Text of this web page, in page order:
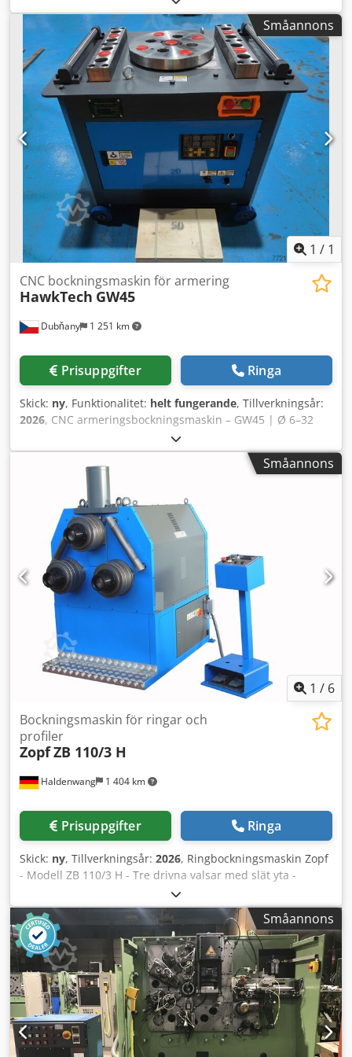
LxBxH: 2,7 x 1,15 x 1,3 m Maskinen levereras utan fotpedal
men är förberedd för denna Codpfxswq I U Re Ad Ijrf
Föregående ägare har konverterat överprismens justering
till 60 mm, högre inställning kan endast nås vid
återställning Fotmanövrering saknas för automatiskt
driftläge Manuell styrning OK Ingen bakre anslag
Småannons
1 / 1
Dubňany 1 251 km
CNC bockningsmaskin för armering
HawkTech GW45
Prisuppgifter Ringa
Skick: ny, Funktionalitet: helt fungerande, Tillverkningsår:
2026, CNC armeringsbockningsmaskin – GW45 | Ø 6–32
mm | 4 kW | 24 månaders garanti CNC-styrd
armeringsbockningsmaskin för medeltung till tung
armeringsbearbetning. GW45 har en stor 360 mm vridskiva
och klarar armeringsjärn med diameter från 6 till 32 mm.
Kompakt och mobil design som passar både verkstad och
byggarbetsplats. Viktiga specifikationer:
Armeringsdiameter: 6–32 mm Skivdiameter: 360 mm
Motoreffekt: 4 kW Elanslutning: 380 V Maskinvikt: 270 kg
Mått: 880 × 850 × 800 mm ✅ CNC-styrning –
programmerbara bockningsvinklar ✅ Stor 360 mm
vridskiva för tung armering Csdey Swpgepfx Ad Iorf ✅
Kompakt & mobil – lämpad för byggarbetsplats ✅ Alla
reservdelar i lager – motor, bockningsskivor, styr-elektronik
✅ 12 månaders garanti ✅ CE-certifierad | Teknisk support
tillgänglig
Småannons
1 / 6
Haldenwang 1 404 km
Bockningsmaskin för ringar och
profiler
ZopfZB 110/3 H
Prisuppgifter Ringa
Skick: ny, Tillverkningsår: 2026, Ringbockningsmaskin Zopf
- Modell ZB 110/3 H - Tre drivna valsar med slät yta -
Hydraulisk inställning av den övre valsen - Arbetsläge
horisontellt och vertikalt - Digital visning med
minnesfunktion - Lager för axlar med koniska rullager -
Användning av utbytbara glidskenor på styrsläden -
Valsdiameter 260 mm - Axeldiameter 80 mm - Axelvarv 7
varv/min - Drivmotor 2,2 kW - Tryckkraft hydraulcylinder
270 kN - Böjkapacitet upp till 100x15 mm stående -
Rundrör upp till 120x2 mm - Vinkeljärn 80x80x10 mm - Vikt
1400 kg Cedpodkxibjfx Ad Ierf
Småannons